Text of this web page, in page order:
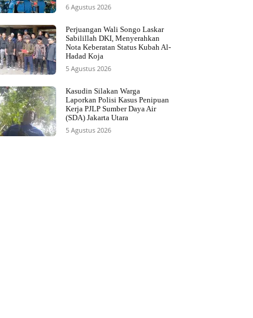
6 Agustus 2026
Perjuangan Wali Songo Laskar
Sabilillah DKI, Menyerahkan
Nota Keberatan Status Kubah Al-
Hadad Koja
5 Agustus 2026
Kasudin Silakan Warga
Laporkan Polisi Kasus Penipuan
Kerja PJLP Sumber Daya Air
(SDA) Jakarta Utara
5 Agustus 2026